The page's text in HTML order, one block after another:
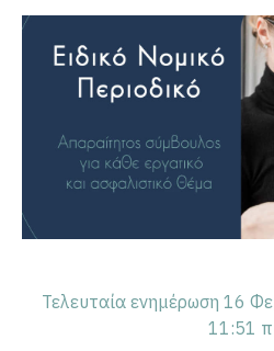
Τελευταία ενημέρωση 16
11:51